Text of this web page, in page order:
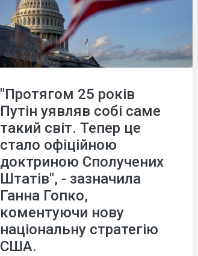
"Протягом 25 років
Путін уявляв собі саме
такий світ. Тепер це
стало офіційною
доктриною Сполучених
Штатів", - зазначила
Ганна Гопко,
коментуючи нову
національну стратегію
США.